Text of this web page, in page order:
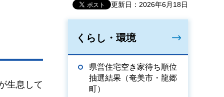
更新日：2026年6月18日
生息して
くらし・環境
県営住宅空き家待ち順位
抽選結果（奄美市・龍郷
町）